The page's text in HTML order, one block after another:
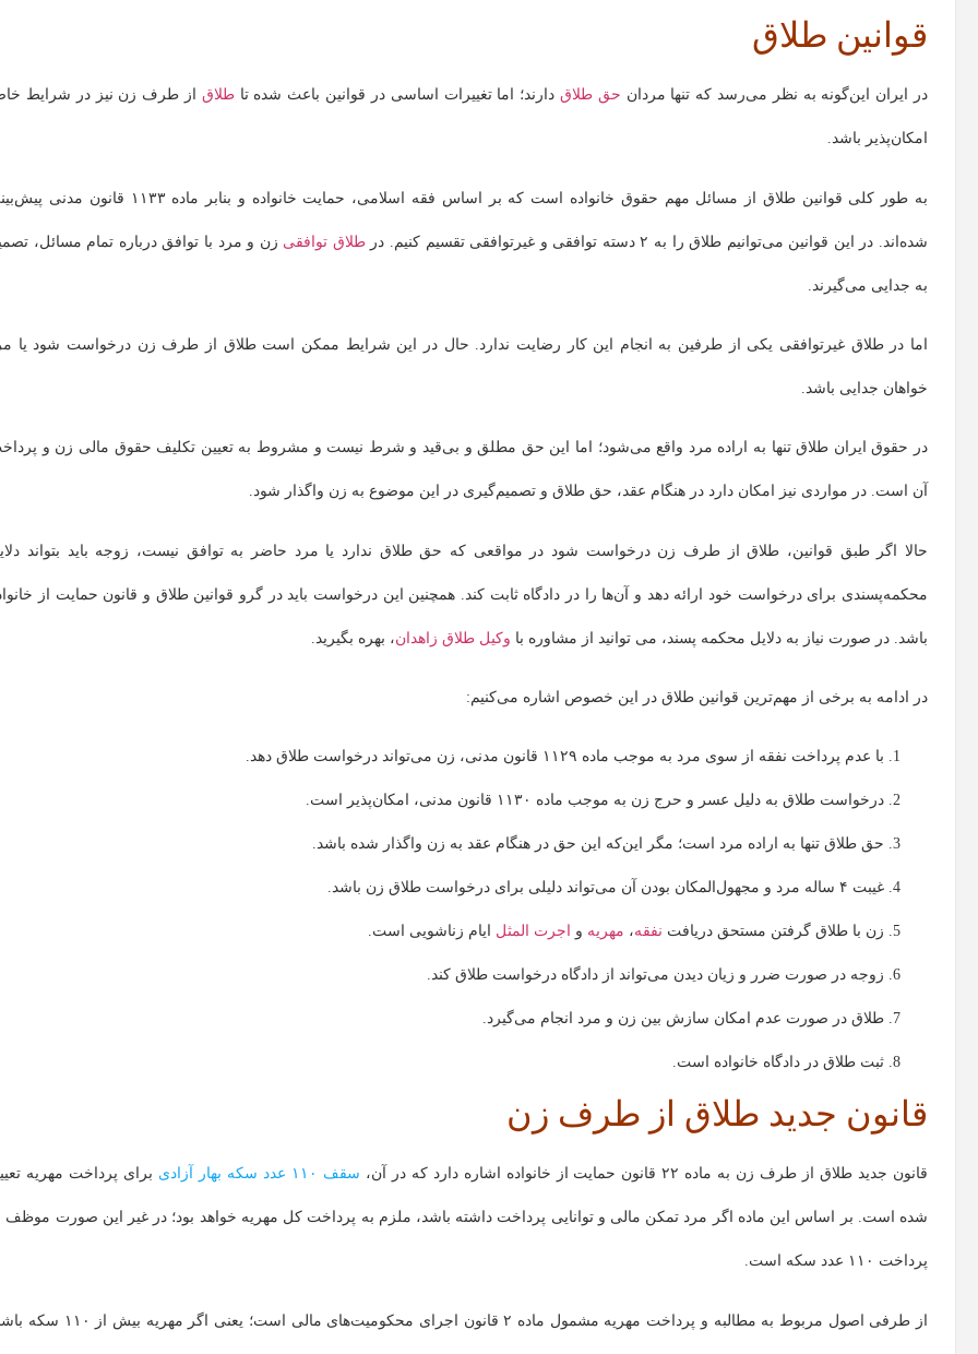
قوانین طلاق
در ایران این‌گونه به نظر می‌رسد که تنها مردان حق طلاق دارند؛ اما تغییرات اساسی در قوانین باعث شده تاطلاق از طرف زن نیز در شرایط
امکان‌پذیر باشد.
به طور کلی قوانین طلاق از مسائل مهم حقوق خانواده است که بر اساس فقه اسلامی، حمایت خانواده و بنابر ماده ۱۱۳۳
شده‌اند. در این قوانین می‌توانیم طلاق را به ۲ دسته توافقی و غیرتوافقی تقسیم کنیم. در طلاق توافقی زن و مرد با توافق درباره تمام مسائل،
به جدایی می‌گیرند.
اما در طلاق غیرتوافقی یکی از طرفین به انجام این کار رضایت ندارد. حال در این شرایط ممکن است طلاق از طرف زن درخواست شود یا
خواهان جدایی باشد.
در حقوق ایران طلاق تنها به اراده مرد واقع می‌شود؛ اما این حق مطلق و بی‌قید و شرط نیست و مشروط به تعیین تکلیف حقوق مالی زن و
آن است. در مواردی نیز امکان دارد در هنگام عقد، حق طلاق و تصمیم‌گیری در این موضوع به زن واگذار ‌شود.
حالا اگر طبق قوانین، طلاق از طرف زن درخواست شود در مواقعی که حق طلاق ندارد یا مرد حاضر به توافق نیست، زوجه باید بتواند
محکمه‌پسندی برای درخواست خود ارائه دهد و آن‌ها را در دادگاه ثابت کند. همچنین این درخواست باید در گرو قوانین طلاق و قانون حمایت از
باشد. در صورت نیاز به دلایل محکمه پسند، می توانید از مشاوره با وکیل طلاق زاهدان، بهره بگیرید.
در ادامه به برخی از مهم‌ترین قوانین طلاق در این خصوص اشاره می‌کنیم:
با عدم پرداخت نفقه از سوی مرد به موجب ماده ۱۱۲۹ قانون مدنی، زن می‌تواند درخواست طلاق دهد.
درخواست طلاق به دلیل عسر و حرج زن به موجب ماده ۱۱۳۰ قانون مدنی، امکان‌پذیر است.
حق طلاق تنها به اراده مرد است؛ مگر این‌که این حق در هنگام عقد به زن واگذار شده باشد.
غیبت ۴ ساله مرد و مجهول‌المکان بودن آن می‌تواند دلیلی برای درخواست طلاق زن باشد.
زن با طلاق گرفتن مستحق دریافت نفقه، مهریه و اجرت‌ المثل ایام زناشویی است.
زوجه در صورت ضرر و زیان دیدن می‌تواند از دادگاه درخواست طلاق کند.
طلاق در صورت عدم امکان سازش بین زن و مرد انجام می‌گیرد.
ثبت طلاق در دادگاه خانواده است.
قانون جدید طلاق از طرف زن
قانون جدید طلاق از طرف زن به ماده ۲۲ قانون حمایت از خانواده اشاره دارد که در آن، سقف ۱۱۰ عدد سکه بهار آزادی برای پرداخت مهریه
شده است. بر اساس این ماده اگر مرد تمکن مالی و توانایی پرداخت داشته باشد، ملزم به پرداخت کل مهریه خواهد بود؛ در غیر این صورت موظف
پرداخت ۱۱۰ عدد سکه است.
از طرفی اصول مربوط به مطالبه و پرداخت مهریه مشمول ماده ۲ قانون اجرای محکومیت‌های مالی است؛ یعنی اگر